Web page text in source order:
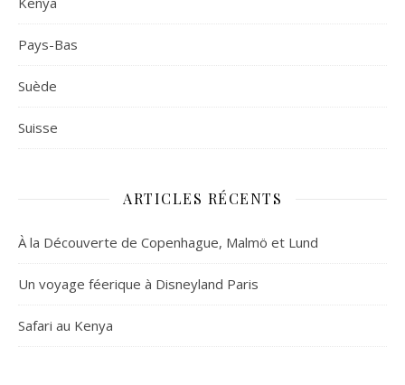
Pays-Bas
Suède
Suisse
ARTICLES RÉCENTS
À la Découverte de Copenhague, Malmö et Lund
Un voyage féerique à Disneyland Paris
Safari au Kenya